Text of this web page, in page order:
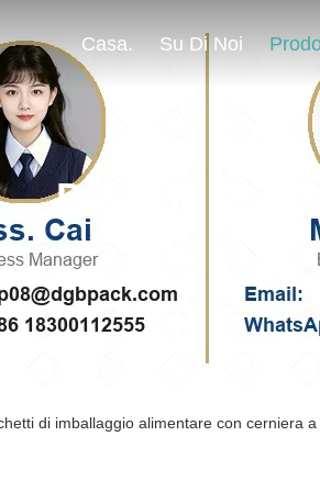
Casa. Su Di Noi
Dettagli Dei
di imballaggio alimentare con cerniera